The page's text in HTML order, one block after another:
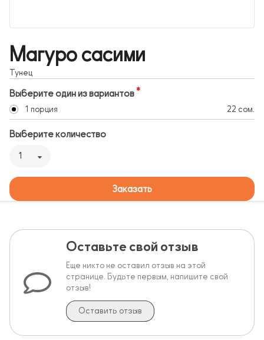
Магуро сасими
Тунец
Выберите один из вариантов
1 порция 22 сом.
Выберите количество
1
Заказать
Оставьте свой отзыв
Еще никто не оставил отзыв на этой
странице. Будьте первым, напишите свой
отзыв!
Оставить отзыв